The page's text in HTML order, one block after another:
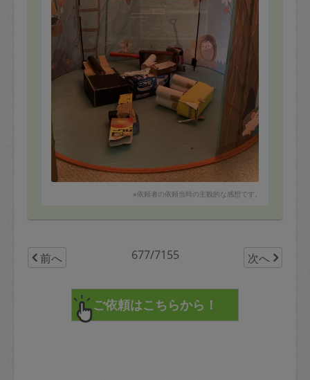
※依頼者の依頼当時の主観的な感想です。
前へ 677/7155 次へ